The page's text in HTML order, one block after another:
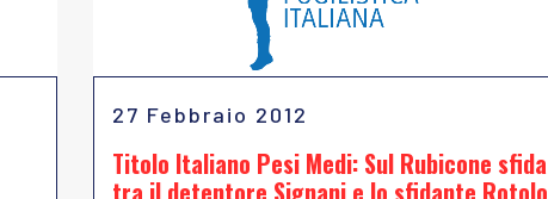
27 Febbraio 2012
Titolo Italiano Pesi Medi: Sul Rubicone sfida